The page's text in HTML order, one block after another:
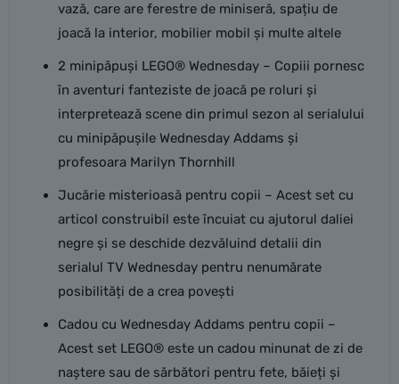
vază, care are ferestre de miniseră, spațiu de
joacă la interior, mobilier mobil și multe altele
2 minipăpuși LEGO® Wednesday – Copiii pornesc
în aventuri fanteziste de joacă pe roluri și
interpretează scene din primul sezon al serialului
cu minipăpușile Wednesday Addams și
profesoara Marilyn Thornhill
Jucărie misterioasă pentru copii – Acest set cu
articol construibil este încuiat cu ajutorul daliei
negre și se deschide dezvăluind detalii din
serialul TV Wednesday pentru nenumărate
posibilități de a crea povești
Cadou cu Wednesday Addams pentru copii –
Acest set LEGO® este un cadou minunat de zi de
naștere sau de sărbători pentru fete, băieți și